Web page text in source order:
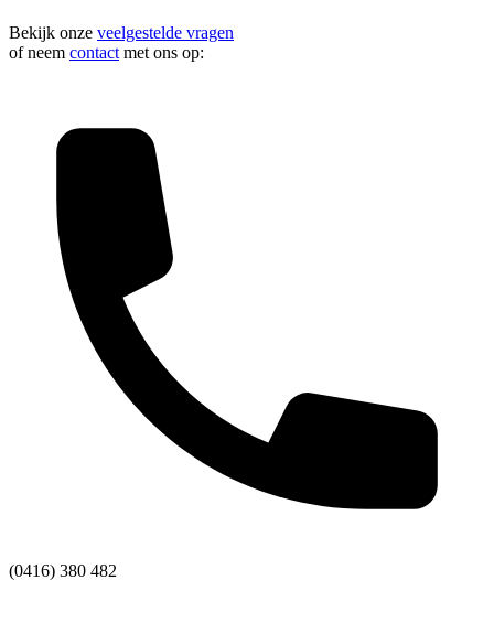
Bekijk onze veelgestelde vragen
of neem contact met ons op:
(0416) 380 482